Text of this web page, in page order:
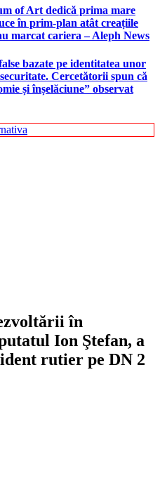
of Art dedică prima mare
în prim-plan atât creațiile
marcat cariera – Aleph News
bazate pe identitatea unor
Cercetătorii spun că
și înșelăciune” observat
în
Ion Ştefan, a
rutier pe DN 2